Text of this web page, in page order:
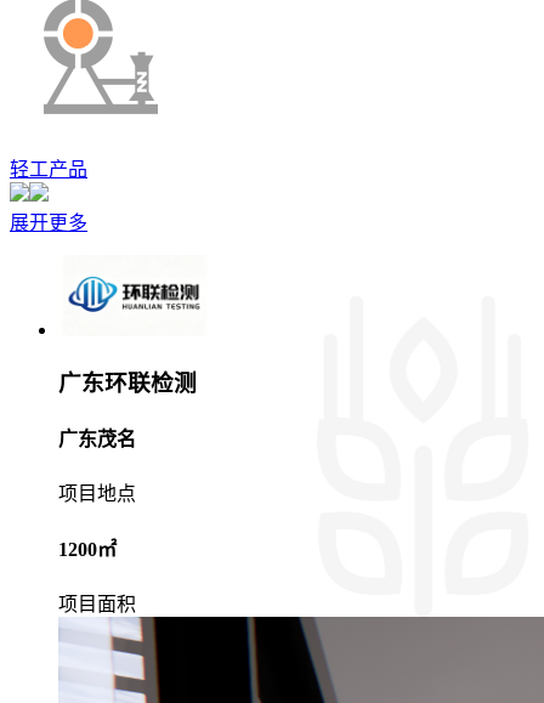
轻工产品
展开更多
广东环联检测
广东茂名
项目地点
1200㎡
项目面积